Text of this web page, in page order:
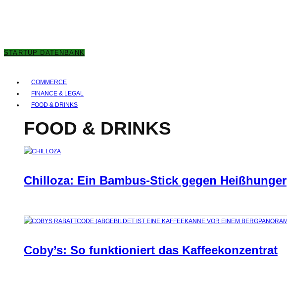
STARTUP DATENBANK
COMMERCE
FINANCE & LEGAL
FOOD & DRINKS
FOOD & DRINKS
Chilloza: Ein Bambus-Stick gegen Heißhunger
Coby’s: So funktioniert das Kaffeekonzentrat